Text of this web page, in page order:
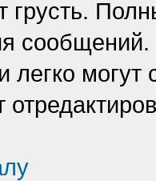
грусть.
сообщений.
легко